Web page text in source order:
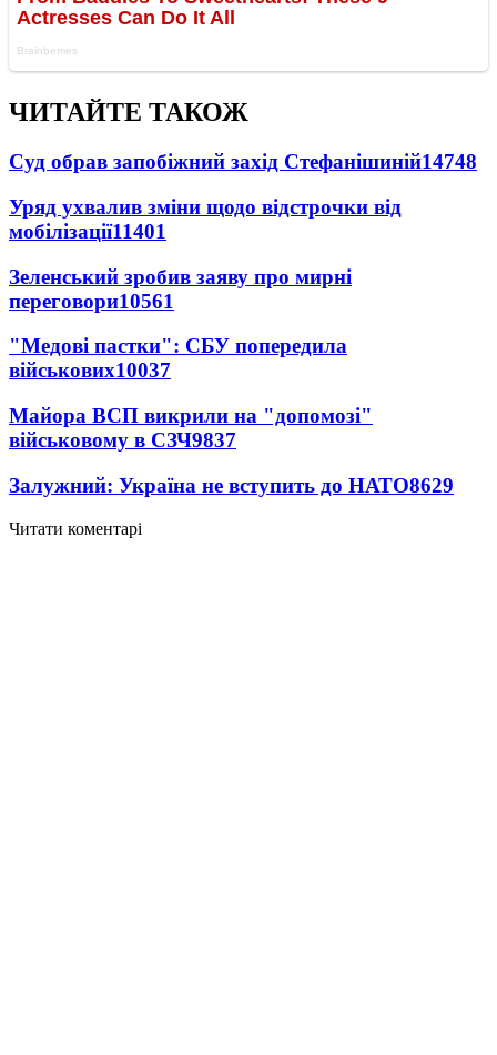
ЧИТАЙТЕ ТАКОЖ
Суд обрав запобіжний захід Стефанішиній14748
Уряд ухвалив зміни щодо відстрочки від
мобілізації11401
Зеленський зробив заяву про мирні
переговори10561
"Медові пастки": СБУ попередила
військових10037
Майора ВСП викрили на "допомозі"
військовому в СЗЧ9837
Залужний: Україна не вступить до НАТО8629
Читати коментарі